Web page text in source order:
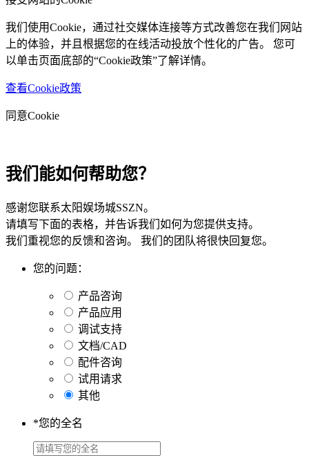
我们使用Cookie，通过社交媒体连接等方式改善您在我们网站
上的体验，并且根据您的在线活动投放个性化的广告。 您可
以单击页面底部的“Cookie政策”了解详情。
查看Cookie政策
同意Cookie
我们能如何帮助您？
感谢您联系太阳娱场城SSZN。
请填写下面的表格，并告诉我们如何为您提供支持。
我们重视您的反馈和咨询。 我们的团队将很快回复您。
您的问题：
产品咨询
产品应用
调试支持
文档/CAD
配件咨询
试用请求
其他
*您的全名